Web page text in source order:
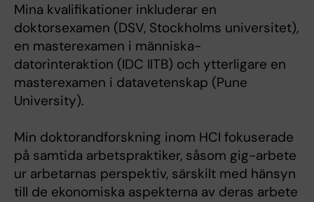
Mina kvalifikationer inkluderar en
doktorsexamen (DSV, Stockholms universitet),
en masterexamen i människa-
datorinteraktion (IDC IITB) och ytterligare en
masterexamen i datavetenskap (Pune
University).
Min doktorandforskning inom HCI fokuserade
på samtida arbetspraktiker, såsom gig-arbete
ur arbetarnas perspektiv, särskilt med hänsyn
till de ekonomiska aspekterna av deras arbete